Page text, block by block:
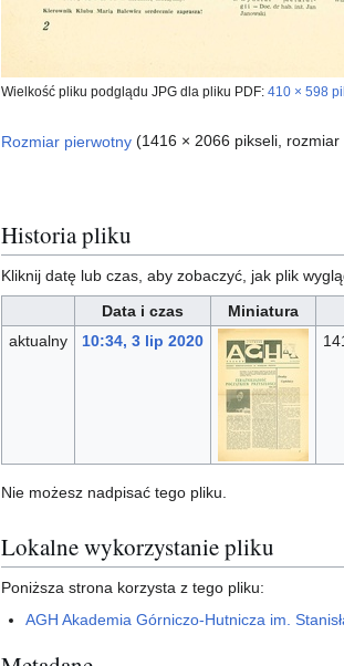
Wielkość pliku podglądu JPG dla pliku PDF: 410 × 598
Rozmiar pierwotny (1416 × 2066 pikseli,
Historia pliku
Kliknij datę lub czas, aby zobaczyć, jak plik
Data i czas
Miniatura
aktualny
10:34, 3 lip 2020
Nie możesz nadpisać tego pliku.
Lokalne wykorzystanie pliku
Poniższa strona korzysta z tego pliku:
AGH Akademia Górniczo-Hutnicza im.